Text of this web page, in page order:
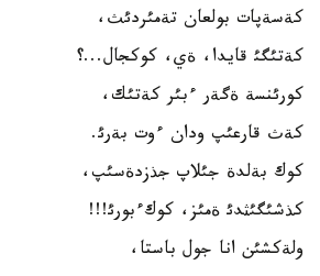
كةسةپات بولعان تةمئردئث،
كةتئگئ قايدا، ةي، كوكجال...؟
كورئنسة ةگةر ءبئر كةتئك،
كةث قارعئپ ودان ءوت بةرئ.
كوك بةلدة جئلاپ جذزدةسئپ،
كذشئگئثدئ ةمئز، كوكءبورئ!!!
ولةكشئن انا جول باستا،